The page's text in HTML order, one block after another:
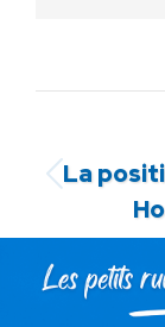
La
« Les